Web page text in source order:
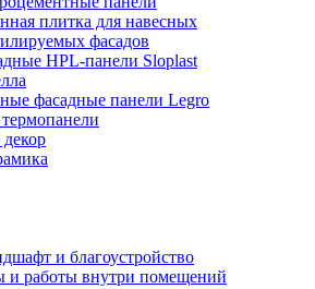
плитка для навесных
фасадов
HPL-панели Sloplast
фасадные панели Legro
и благоустройство
и работы внутри помещений